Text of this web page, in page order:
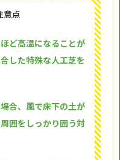
意点
ど高温になることが
した特殊な人工芝を
合、風で床下の土が
囲をしっかり囲う対